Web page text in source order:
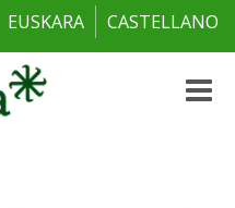
EUSKARA CASTELLANO
Toggle